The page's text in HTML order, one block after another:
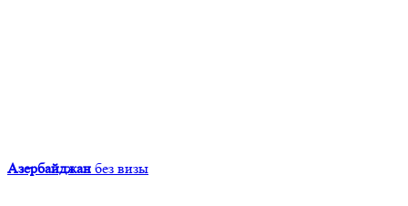
Азербайджан без визы